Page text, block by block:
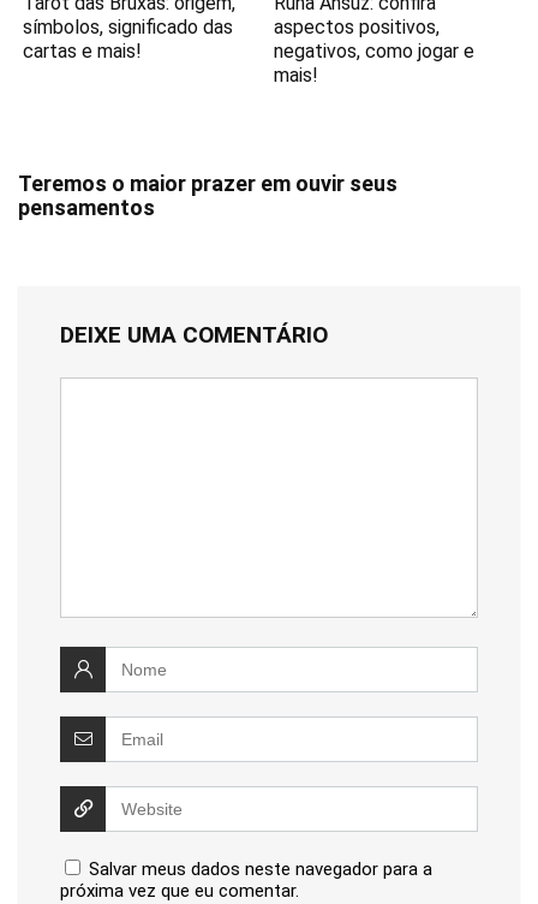
símbolos, significado das
cartas e mais!
aspectos positivos,
negativos, como jogar e
mais!
Teremos o maior prazer em ouvir seus
pensamentos
DEIXE UMA COMENTÁRIO
Salvar meus dados neste navegador para a
próxima vez que eu comentar.